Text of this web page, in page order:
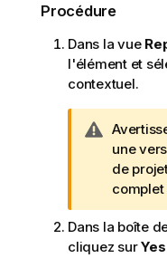
Procédure
Dans la vue
l'élément et
contextuel.
N
o
t
e
I
n
f
une
de
complet
Dans la boîte
cliquez surYes